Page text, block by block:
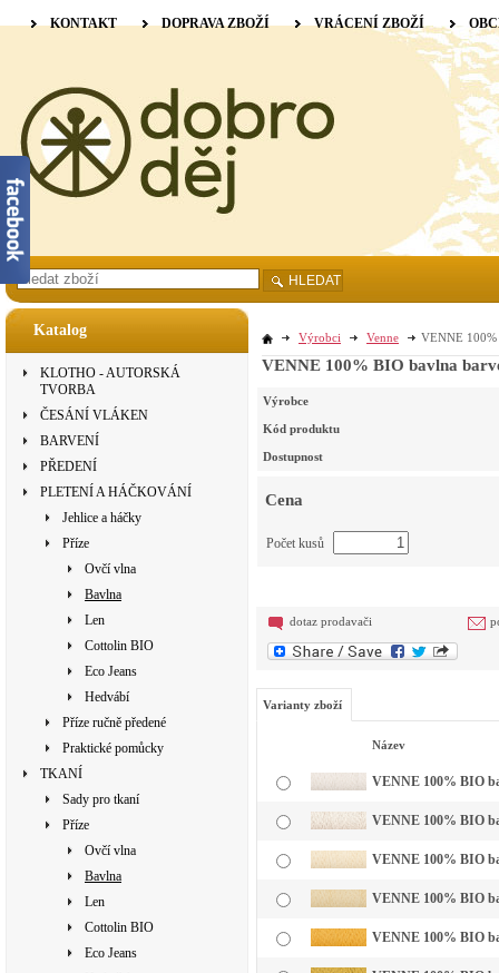
Katalog
KLOTHO - AUTORSKÁ
TVORBA
ČESÁNÍ VLÁKEN
BARVENÍ
PŘEDENÍ
PLETENÍ A HÁČKOVÁNÍ
Jehlice a háčky
Příze
Ovčí vlna
Bavlna
Len
Cottolin BIO
Eco Jeans
Hedvábí
Příze ručně předené
Praktické pomůcky
TKANÍ
Sady pro tkaní
Příze
Ovčí vlna
Bavlna
Len
Cottolin BIO
Eco Jeans
Výrobci Venne VENNE
VENNE 100% BIO bavlna
Výrobce
Kód produktu
Dostupnost
Cena
Počet kusů
dotaz prodavači
Varianty zboží
Název
VENNE 100% BIO
VENNE 100% BIO
VENNE 100% BIO
VENNE 100% BIO
VENNE 100% BIO
KONTAKT DOPRAVA ZBOŽÍ VRÁCENÍ ZBOŽÍ
HLEDAT